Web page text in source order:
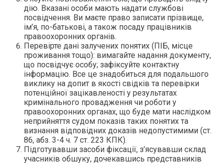
дію. Вказані особи мають надати службові
посвідчення. Ви маєте право записати прізвище,
ім’я, по-батькові, а також посаду працівників
правоохоронних органів.
Перевірте дані залучених понятих (ПІБ, місце
проживання тощо): вимагайте надання документу,
що посвідчує особу; зафіксуйте контактну
інформацію. Все це знадобиться для подальшого
виклику на допит в якості свідків та перевірки
потенційної зацікавленості у результатах
кримінального провадження чи роботи у
правоохоронних органах, що буде мати наслідком
неприйняття судом показів таких понятих та
визнання відповідних доказів недопустимими (ст.
86, абз. 3-4 ч. 7 ст. 223 КПК).
Підготувавши засоби фіксації, з’ясувавши склад
учасників обшуку, дочекавшись представників